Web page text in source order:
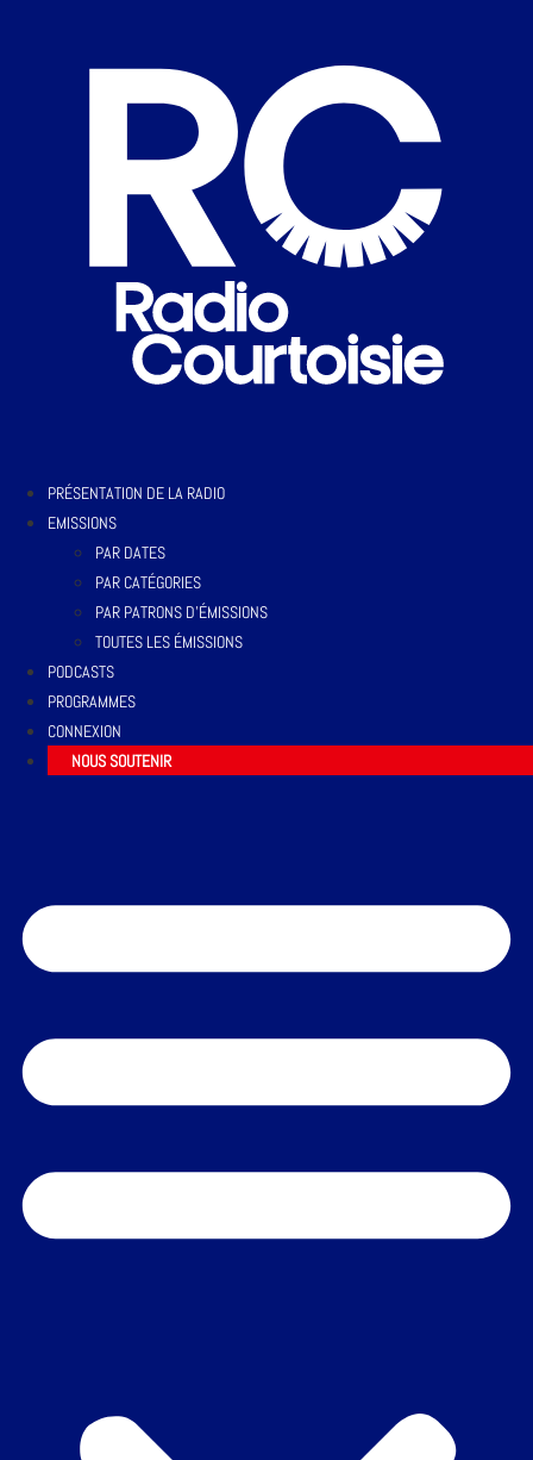
PRÉSENTATION DE LA RADIO
EMISSIONS
PAR DATES
PAR CATÉGORIES
PAR PATRONS D’ÉMISSIONS
TOUTES LES ÉMISSIONS
PODCASTS
PROGRAMMES
CONNEXION
NOUS SOUTENIR